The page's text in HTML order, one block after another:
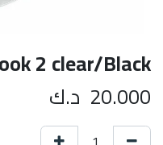
2 clear/Black
20.000 د.ك